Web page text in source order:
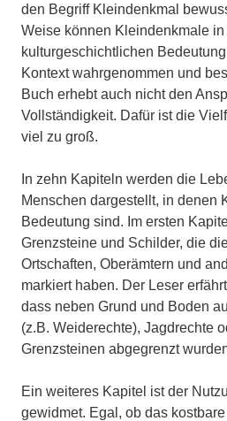
den Begriff Kleindenkmal
Weise können Kleindenkmale in
kulturgeschichtlichen
Kontext wahrgenommen und
Buch erhebt auch nicht den
Vollständigkeit. Dafür ist die
viel zu groß.
In zehn Kapiteln werden die
Menschen dargestellt, in denen
Bedeutung sind. Im ersten
Grenzsteine und Schilder, die
Ortschaften, Oberämtern und
markiert haben. Der Leser
dass neben Grund und Boden
(z.B. Weiderechte), Jagdrechte
Grenzsteinen abgegrenzt
Ein weiteres Kapitel ist der
gewidmet. Egal, ob das